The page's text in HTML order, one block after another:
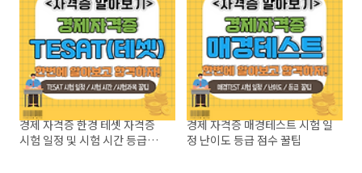
경제 자격증 한경 테셋 자격증
시험 일정 및 시험 시간 등급까
경제 자격증 매경테스트 시험 일
정 난이도 등급 점수 꿀팁